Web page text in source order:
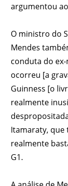
argumentou
O ministro do
Mendes
conduta do
ocorreu [a
Guinness [o
realmente
Itamaraty, que
realmente
G1.